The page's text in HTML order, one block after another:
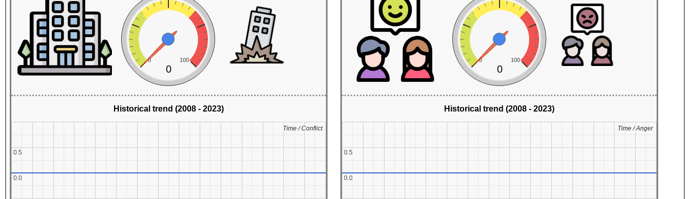
0 100
0
Historical trend (2008 - 2023)
0.0
0.0
0.5
0.5
Time / Conflict
Time / Conflict
0 100
0
Historical trend (2008 - 2023)
0.0
0.0
0.5
0.5
Time / Anger
Time / Anger